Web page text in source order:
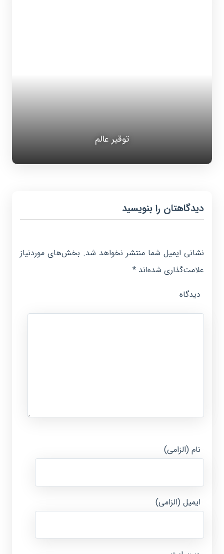
توقیر عالم
دیدگاهتان را بنویسید
نشانی ایمیل شما منتشر نخواهد شد. بخش‌های موردنیاز
علامت‌گذاری شده‌اند*
دیدگاه
نام (الزامی)
ایمیل (الزامی)